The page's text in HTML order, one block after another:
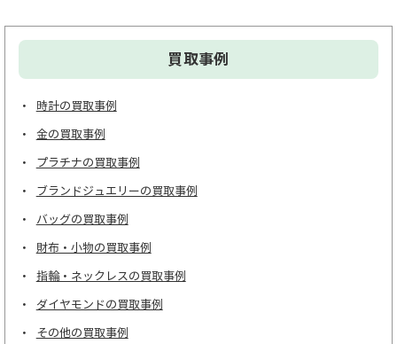
買取事例
時計の買取事例
金の買取事例
プラチナの買取事例
ブランドジュエリーの買取事例
バッグの買取事例
財布・小物の買取事例
指輪・ネックレスの買取事例
ダイヤモンドの買取事例
その他の買取事例